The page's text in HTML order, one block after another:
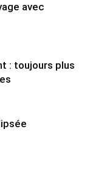
avec
: toujours plus